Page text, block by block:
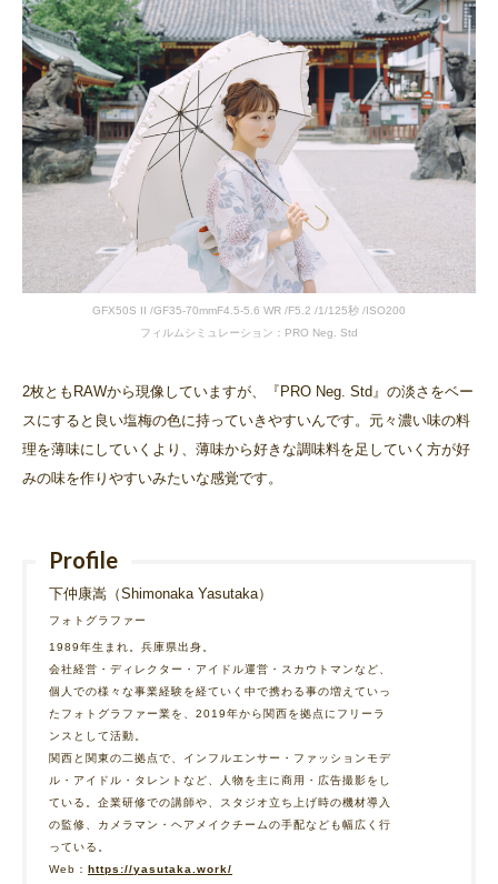
GFX50S II /GF35-70mmF4.5-5.6 WR /F5.2 /1/125秒 /ISO200
フィルムシミュレーション：PRO Neg. Std
2枚ともRAWから現像していますが、『PRO Neg. Std』の淡さをベー
スにすると良い塩梅の色に‬持っていきやすいんです。元々濃い味の料
理を薄味にしていくより、薄味から好きな調‬味料を足していく方が好
みの味を作りやすいみたいな感覚です。
Profile
下仲康嵩（Shimonaka Yasutaka）
フォトグラファー
1989年生まれ。兵庫県出身。‬
‭会社経営・ディレクター・アイドル運営・スカウトマンなど、
個人での様々な事業経験を経‬ていく中で携わる事の増えていっ
たフォトグラファー業を、2019年から関西を拠点にフ‬リーラ
ンスとして活動。‬‬‬‬
‭関西と関東の二拠点で、インフルエンサー・ファッションモデ
ル・アイドル・タレントな‬ど、人物を主に商用・広告撮影をし
ている。企業研修での講師や、スタジオ立ち上げ時の機‬材導入
の監修、カメラマン・ヘアメイクチームの手配なども幅広く行
っている。‬‬‬‬
Web： https://yasutaka.work/